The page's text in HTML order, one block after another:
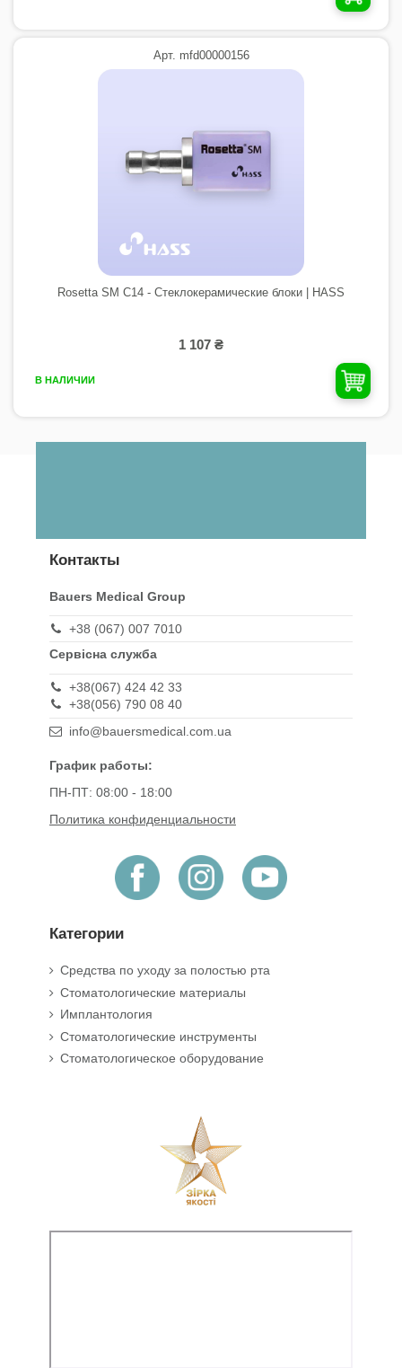
Арт. mfd00000156
Rosetta SM C14 - Стеклокерамические блоки | HASS
1 107 ₴
В НАЛИЧИИ
Контакты
Bauers Medical Group
+38 (067) 007 7010
Сервісна служба
+38(067) 424 42 33
+38(056) 790 08 40
info@bauersmedical.com.ua
График работы:
ПН-ПТ: 08:00 - 18:00
Политика конфиденциальности
Категории
Средства по уходу за полостью рта
Стоматологические материалы
Имплантология
Стоматологические инструменты
Стоматологическое оборудование